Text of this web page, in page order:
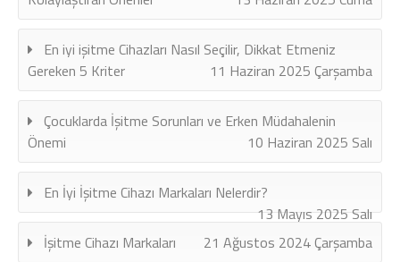
En iyi işitme Cihazları Nasıl Seçilir, Dikkat Etmeniz
Gereken 5 Kriter
11 Haziran 2025 Çarşamba
Çocuklarda İşitme Sorunları ve Erken Müdahalenin
Önemi
10 Haziran 2025 Salı
En İyi İşitme Cihazı Markaları Nelerdir?
13 Mayıs 2025 Salı
İşitme Cihazı Markaları
21 Ağustos 2024 Çarşamba